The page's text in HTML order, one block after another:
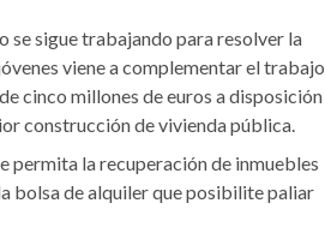
se sigue trabajando para resolver la
viene a complementar el trabajo
cinco millones de euros a disposición
construcción de vivienda pública.
permita la recuperación de inmuebles
bolsa de alquiler que posibilite paliar